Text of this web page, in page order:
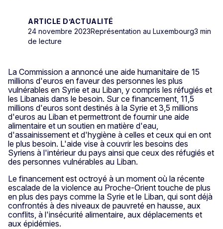
ARTICLE D’ACTUALITÉ
24 novembre 2023Représentation au Luxembourg3 min
de lecture
La Commission a annoncé une aide humanitaire de 15
millions d'euros en faveur des personnes les plus
vulnérables en Syrie et au Liban, y compris les réfugiés et
les Libanais dans le besoin. Sur ce financement, 11,5
millions d'euros sont destinés à la Syrie et 3,5 millions
d'euros au Liban et permettront de fournir une aide
alimentaire et un soutien en matière d'eau,
d'assainissement et d'hygiène à celles et ceux qui en ont
le plus besoin. L'aide vise à couvrir les besoins des
Syriens à l'intérieur du pays ainsi que ceux des réfugiés et
des personnes vulnérables au Liban.
Le financement est octroyé à un moment où la récente
escalade de la violence au Proche-Orient touche de plus
en plus des pays comme la Syrie et le Liban, qui sont déjà
confrontés à des niveaux de pauvreté en hausse, aux
conflits, à l'insécurité alimentaire, aux déplacements et
aux épidémies.